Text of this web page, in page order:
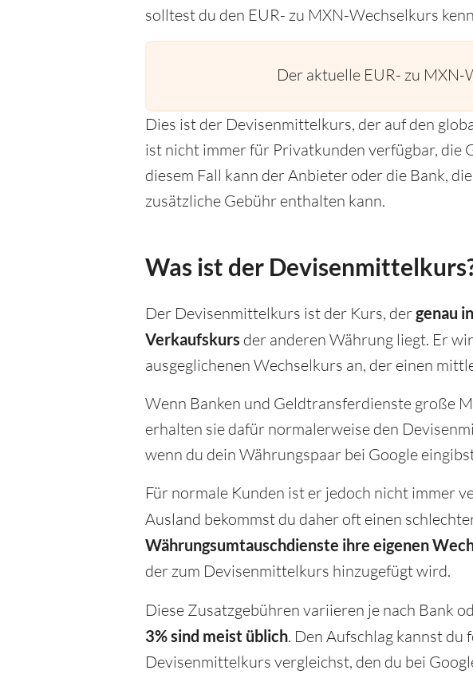
solltest du den EUR- zu MXN-Wechselkurs
Der aktuelle EUR- zu
Dies ist der Devisenmittelkurs, der auf den
ist nicht immer für Privatkunden verfügbar, die
diesem Fall kann der Anbieter oder die Bank,
zusätzliche Gebühr enthalten kann.
Was ist der
Der Devisenmittelkurs ist der Kurs, dergenau
Verkaufskurs der anderen Währung liegt. Er
ausgeglichenen Wechselkurs an, der einen
Wenn Banken und Geldtransferdienste große
erhalten sie dafür normalerweise den
wenn du dein Währungspaar bei Google
Für normale Kunden ist er jedoch nicht immer
Ausland bekommst du daher oft einen
Währungsumtauschdienste ihre eigenen
der zum Devisenmittelkurs hinzugefügt wird.
Diese Zusatzgebühren variieren je nach Bank
3% sind meist üblich. Den Aufschlag kannst du
Devisenmittelkurs vergleichst, den du bei